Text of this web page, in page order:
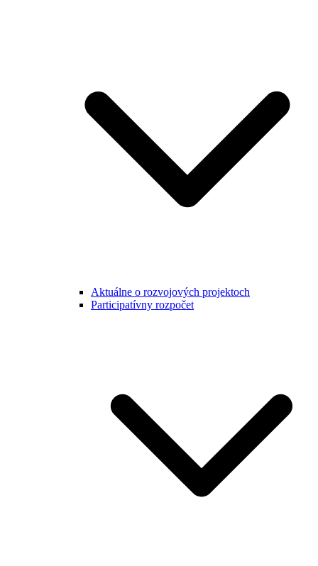
Aktuálne o rozvojových projektoch
Participatívny rozpočet